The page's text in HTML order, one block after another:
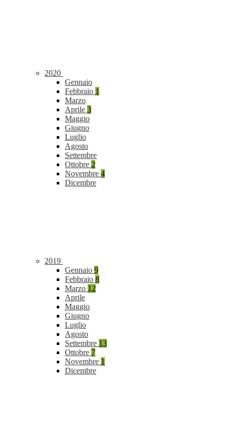
2020
Gennaio
Febbraio 1
Marzo
Aprile 3
Maggio
Giugno
Luglio
Agosto
Settembre
Ottobre 2
Novembre 4
Dicembre
2019
Gennaio 9
Febbraio 8
Marzo 12
Aprile
Maggio
Giugno
Luglio
Agosto
Settembre 13
Ottobre 7
Novembre 1
Dicembre